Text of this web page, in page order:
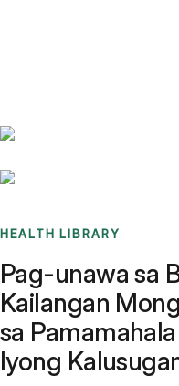
HEALTH LIBRARY
Pag-unawa sa
Kailangan
sa
Iyong